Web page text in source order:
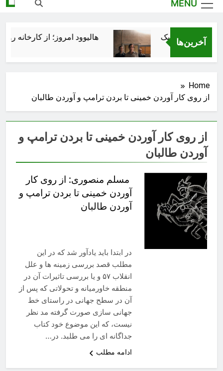
MENU
آخرین‌ها هالیوود امروز؛ از کارخانه
Home
از روی کار آوردن خمینی تا بردن ترامپ و آوردن طالبان
از روی کار آوردن خمینی تا بردن ترامپ و
آوردن طالبان
مسلم منصوری: از روی کار
آوردن خمینی تا بردن ترامپ و
آوردن طالبان
در ابتدا باید یادآور شد که در این
مطلب قصد بررسی زمینه ها و علل
انقلاب ۵۷ و یا بررسی تاثیرات آن در
منطقه خاورمیانه و تحولاتی که پس از
آن در سطح جهانی در راستای خط
جهانی سازی صورت گرفته مد نظر
نیست، که این موضوع خود کتاب
جداگانه ای را می طلبد. در…
ادامه مطلب